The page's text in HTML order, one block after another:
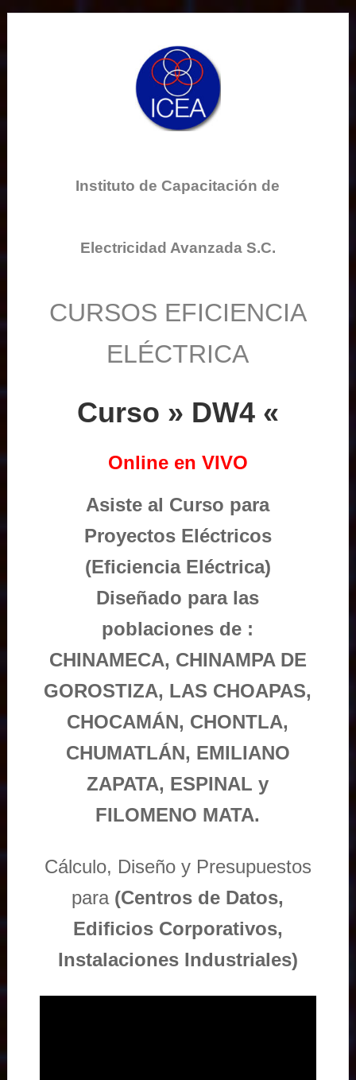
Instituto de Capacitación de
Electricidad Avanzada S.C.
CURSOS EFICIENCIA
ELÉCTRICA
Curso » DW4 «
Online en VIVO
Asiste al Curso para
Proyectos Eléctricos
(Eficiencia Eléctrica)
Diseñado para las
poblaciones de :
CHINAMECA, CHINAMPA DE
GOROSTIZA, LAS CHOAPAS,
CHOCAMÁN, CHONTLA,
CHUMATLÁN, EMILIANO
ZAPATA, ESPINAL y
FILOMENO MATA.
Cálculo, Diseño y Presupuestos
para (Centros de Datos,
Edificios Corporativos,
Instalaciones Industriales)